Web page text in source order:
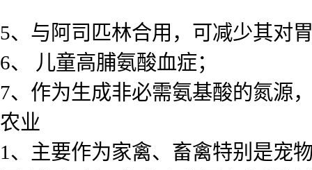
5、与阿司匹林合用，可减少其对
6、 儿童高脯氨酸血症；
7、作为生成非必需氨基酸的氮源
农业
1、主要作为家禽、畜禽特别是宠